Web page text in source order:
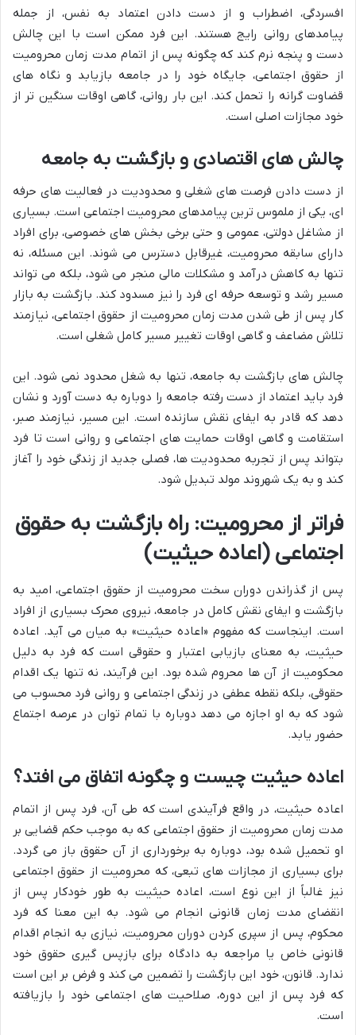
افسردگی، اضطراب و از دست دادن اعتماد به نفس، از جمله
پیامدهای روانی رایج هستند. این فرد ممکن است با این چالش
دست و پنجه نرم کند که چگونه پس از اتمام مدت زمان محرومیت
از حقوق اجتماعی، جایگاه خود را در جامعه بازیابد و نگاه های
قضاوت گرانه را تحمل کند. این بار روانی، گاهی اوقات سنگین تر از
خود مجازات اصلی است.
چالش های اقتصادی و بازگشت به جامعه
از دست دادن فرصت های شغلی و محدودیت در فعالیت های حرفه
ای، یکی از ملموس ترین پیامدهای محرومیت اجتماعی است. بسیاری
از مشاغل دولتی، عمومی و حتی برخی بخش های خصوصی، برای افراد
دارای سابقه محرومیت، غیرقابل دسترس می شوند. این مسئله، نه
تنها به کاهش درآمد و مشکلات مالی منجر می شود، بلکه می تواند
مسیر رشد و توسعه حرفه ای فرد را نیز مسدود کند. بازگشت به بازار
کار پس از طی شدن مدت زمان محرومیت از حقوق اجتماعی، نیازمند
تلاش مضاعف و گاهی اوقات تغییر مسیر کامل شغلی است.
چالش های بازگشت به جامعه، تنها به شغل محدود نمی شود. این
فرد باید اعتماد از دست رفته جامعه را دوباره به دست آورد و نشان
دهد که قادر به ایفای نقش سازنده است. این مسیر، نیازمند صبر،
استقامت و گاهی اوقات حمایت های اجتماعی و روانی است تا فرد
بتواند پس از تجربه محدودیت ها، فصلی جدید از زندگی خود را آغاز
کند و به یک شهروند مولد تبدیل شود.
فراتر از محرومیت: راه بازگشت به حقوق
اجتماعی (اعاده حیثیت)
پس از گذراندن دوران سخت محرومیت از حقوق اجتماعی، امید به
بازگشت و ایفای نقش کامل در جامعه، نیروی محرک بسیاری از افراد
است. اینجاست که مفهوم «اعاده حیثیت» به میان می آید. اعاده
حیثیت، به معنای بازیابی اعتبار و حقوقی است که فرد به دلیل
محکومیت از آن ها محروم شده بود. این فرآیند، نه تنها یک اقدام
حقوقی، بلکه نقطه عطفی در زندگی اجتماعی و روانی فرد محسوب می
شود که به او اجازه می دهد دوباره با تمام توان در عرصه اجتماع
حضور یابد.
اعاده حیثیت چیست و چگونه اتفاق می افتد؟
اعاده حیثیت، در واقع فرآیندی است که طی آن، فرد پس از اتمام
مدت زمان محرومیت از حقوق اجتماعی که به موجب حکم قضایی بر
او تحمیل شده بود، دوباره به برخورداری از آن حقوق باز می گردد.
برای بسیاری از مجازات های تبعی، که محرومیت از حقوق اجتماعی
نیز غالباً از این نوع است، اعاده حیثیت به طور خودکار پس از
انقضای مدت زمان قانونی انجام می شود. به این معنا که فرد
محکوم، پس از سپری کردن دوران محرومیت، نیازی به انجام اقدام
قانونی خاص یا مراجعه به دادگاه برای بازپس گیری حقوق خود
ندارد. قانون، خود این بازگشت را تضمین می کند و فرض بر این است
که فرد پس از این دوره، صلاحیت های اجتماعی خود را بازیافته
است.